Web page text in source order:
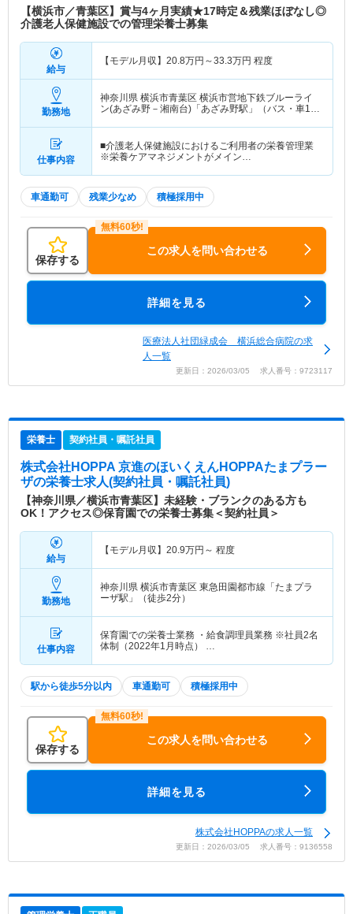
【横浜市／青葉区】賞与4ヶ月実績★17時定＆残業ほぼなし◎
介護老人保健施設での管理栄養士募集
給与
【モデル月収】 20.8万円～33.3万円 程度
勤務地
神奈川県 横浜市青葉区 横浜市営地下鉄ブルーライ
ン(あざみ野－湘南台)「あざみ野駅」（バス・車10
分）
仕事内容
■介護老人保健施設におけるご利用者の栄養管理業
※栄養ケアマネジメントがメイン…
車通勤可 残業少なめ 積極採用中
保存する
この求人を問い合わせる
詳細を見る
医療法人社団緑成会 横浜総合病院の求
人一覧
更新日：2026/03/05 求人番号：9723117
栄養士 契約社員・嘱託社員
株式会社HOPPA 京進のほいくえんHOPPAたまプラー
ザの栄養士求人(契約社員・嘱託社員)
【神奈川県／横浜市青葉区】未経験・ブランクのある方も
OK！アクセス◎保育園での栄養士募集＜契約社員＞
給与
【モデル月収】 20.9万円～ 程度
勤務地
神奈川県 横浜市青葉区 東急田園都市線「たまプラ
ーザ駅」（徒歩2分）
仕事内容
保育園での栄養士業務 ・給食調理員業務 ※社員2名
体制（2022年1月時点） …
駅から徒歩5分以内 車通勤可 積極採用中
保存する
この求人を問い合わせる
詳細を見る
株式会社HOPPAの求人一覧
更新日：2026/03/05 求人番号：9136558